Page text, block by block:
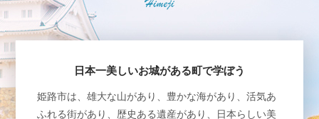
日本一美しいお城がある町で学ぼう
姫路市は、雄大な山があり、豊かな海があり、活気あ
ふれる街があり、歴史ある遺産があり、日本らしい美